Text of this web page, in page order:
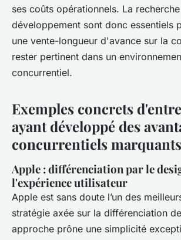
ses coûts opérationnels. La
développement sont donc essentiels
une vente-longueur d'avance sur la
rester pertinent dans un
concurrentiel.
Exemples concrets
ayant développé des
concurrentiels marquants
Apple : différenciation par le
l'expérience utilisateur
Apple est sans doute l’un des
stratégie axée sur la différenciation
approche prône une simplicité